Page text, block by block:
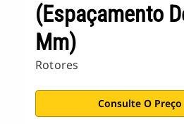
(espaçamento
Mm)
Rotores
Consulte O Preço